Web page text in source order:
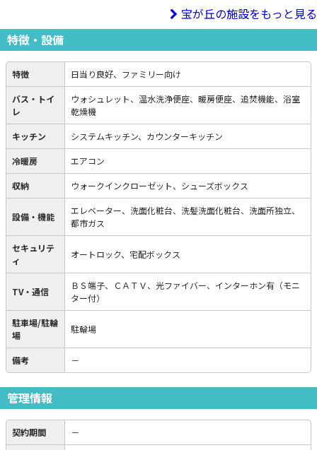
宝が丘の施設をもっと見る
特徴・設備
特徴 日当り良好、ファミリー向け
バス・トイ
レ
ウォシュレット、温水洗浄便座、暖房便座、追焚機能、浴室
乾燥機
キッチン システムキッチン、カウンターキッチン
冷暖房 エアコン
収納 ウォークインクローゼット、シューズボックス
設備・機能
エレベーター、洗面化粧台、洗髪洗面化粧台、洗面所独立、
都市ガス
セキュリテ
ィ
オートロック、宅配ボックス
TV・通信
ＢＳ端子、ＣＡＴＶ、光ファイバー、インターホン有（モニ
ター付）
駐車場/駐輪
場
駐輪場
備考 －
管理情報
契約期間 －